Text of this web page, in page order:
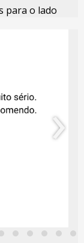
para o lado
›